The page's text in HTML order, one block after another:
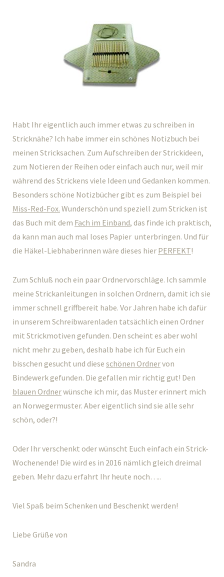
Habt Ihr eigentlich auch immer etwas zu schreiben in
Stricknähe? Ich habe immer ein schönes Notizbuch bei
meinen Stricksachen. Zum Aufschreiben der Strickideen,
zum Notieren der Reihen oder einfach auch nur, weil mir
während des Strickens viele Ideen und Gedanken kommen.
Besonders schöne Notizbücher gibt es zum Beispiel bei
Miss-Red-Fox. Wunderschön und speziell zum Stricken ist
das Buch mit dem Fach im Einband, das finde ich praktisch,
da kann man auch mal loses Papier unterbringen. Und für
die Häkel-Liebhaberinnen wäre dieses hier PERFEKT!
Zum Schluß noch ein paar Ordnervorschläge. Ich sammle
meine Strickanleitungen in solchen Ordnern, damit ich sie
immer schnell griffbereit habe. Vor Jahren habe ich dafür
in unserem Schreibwarenladen tatsächlich einen Ordner
mit Strickmotiven gefunden. Den scheint es aber wohl
nicht mehr zu geben, deshalb habe ich für Euch ein
bisschen gesucht und diese schönen Ordnervon
Bindewerk gefunden. Die gefallen mir richtig gut! Den
blauen Ordnerwünsche ich mir, das Muster erinnert mich
an Norwegermuster. Aber eigentlich sind sie alle sehr
schön, oder?!
Oder Ihr verschenkt oder wünscht Euch einfach ein Strick-
Wochenende! Die wird es in 2016 nämlich gleich dreimal
geben. Mehr dazu erfahrt Ihr heute noch…..
Viel Spaß beim Schenken und Beschenkt werden!
Liebe Grüße von
Sandra